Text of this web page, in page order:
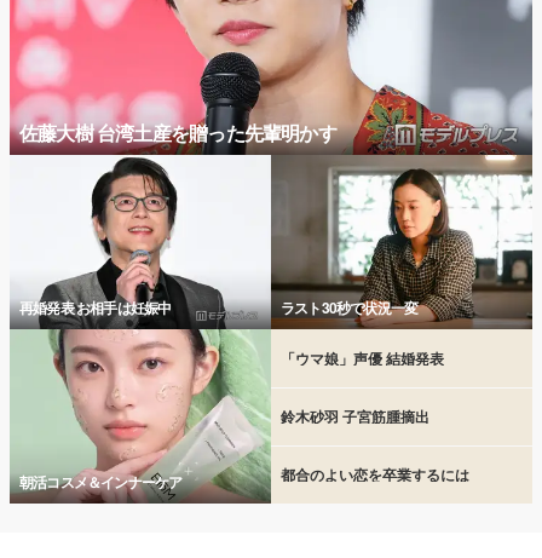
佐藤大樹 台湾土産を贈った先輩明かす
再婚発表 お相手は妊娠中 ラスト30秒で状況一変
朝活コスメ＆インナーケア
「ウマ娘」声優 結婚発表
鈴木砂羽 子宮筋腫摘出
都合のよい恋を卒業するには